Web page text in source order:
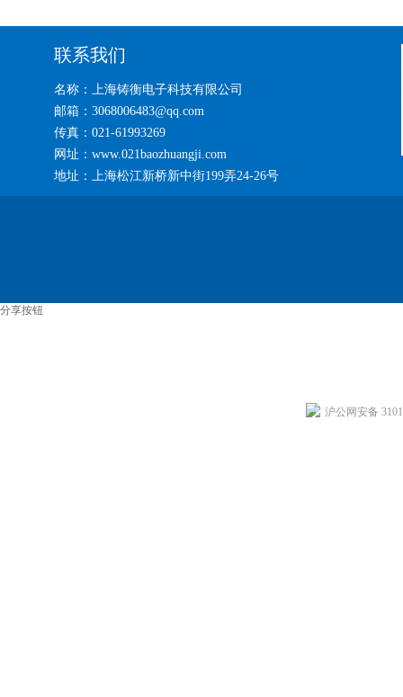
联系我们
名称：上海铸衡电子科技有限公司
邮箱：3068006483@qq.com
传真：021-61993269
网址：www.021baozhuangji.com
地址：上海松江新桥新中街199弄24-26号
分享按钮
沪公网安备